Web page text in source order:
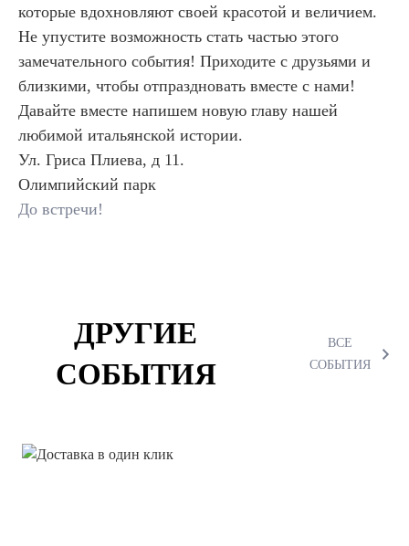
которые вдохновляют своей красотой и величием.
Не упустите возможность стать частью этого
замечательного события! Приходите с друзьями и
близкими, чтобы отпраздновать вместе с нами!
Давайте вместе напишем новую главу нашей
любимой итальянской истории.
Ул. Гриса Плиева, д 11.
Олимпийский парк
До встречи!
ДРУГИЕ
СОБЫТИЯ
ВСЕ
СОБЫТИЯ